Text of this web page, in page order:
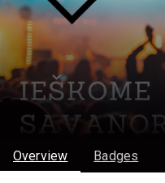
Overview Badges